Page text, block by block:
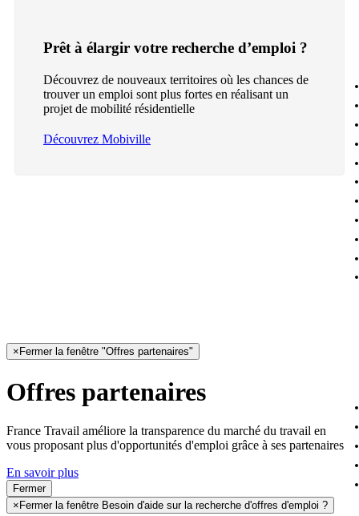
Prêt à élargir votre recherche d’emploi ?
Découvrez de nouveaux territoires où les chances de
trouver un emploi sont plus fortes en réalisant un
projet de mobilité résidentielle
Découvrez Mobiville
× Fermer la fenêtre "Offres partenaires"
Offres partenaires
France Travail améliore la transparence du marché du travail en
vous proposant plus d'opportunités d'emploi grâce à ses partenaires
En savoir plus
Fermer
× Fermer la fenêtre Besoin d'aide sur la recherche d'offres d'emploi ?